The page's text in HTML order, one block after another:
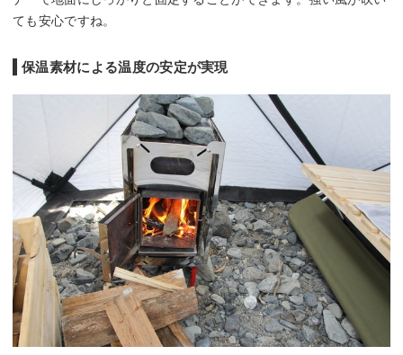
ても安心ですね。
保温素材による温度の安定が実現